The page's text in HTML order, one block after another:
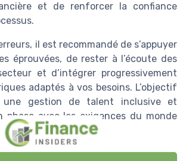
et de renforcer la confiance
il est recommandé de s’appuyer
éprouvées, de rester à l’écoute des
et d’intégrer progressivement
adaptés à vos besoins. L’objectif
gestion de talent inclusive et
phase avec les exigences du monde